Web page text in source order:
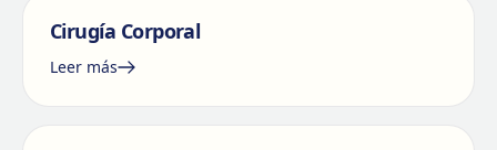
Cirugía Corporal
Leer más